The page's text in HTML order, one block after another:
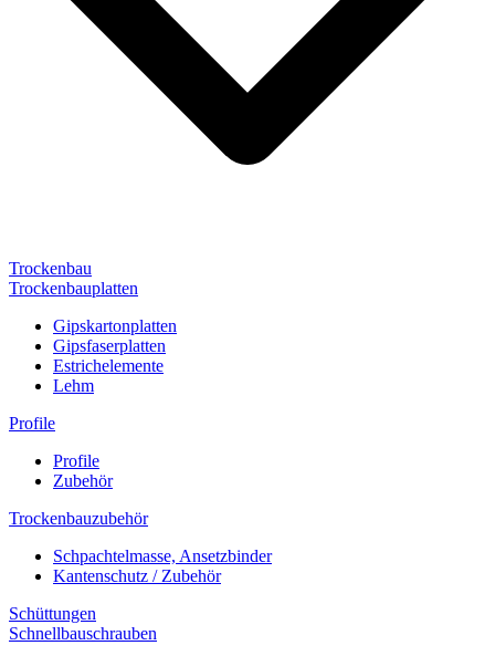
Trockenbau
Trockenbauplatten
Gipskartonplatten
Gipsfaserplatten
Estrichelemente
Lehm
Profile
Profile
Zubehör
Trockenbauzubehör
Schpachtelmasse, Ansetzbinder
Kantenschutz / Zubehör
Schüttungen
Schnellbauschrauben